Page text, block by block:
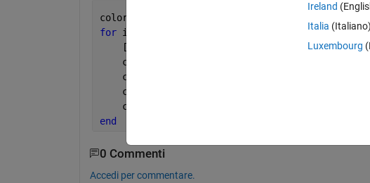
colors = NaN(257,4);
for i = 1:max(LL(:))
% LL is my labelmatrix
    [r,c] = find(LL==i,1)
    colors(i,1) = i;
    colors(i,2) = RGB(r,c,1)
    colors(i,3) = RGB(r,c,2)
    colors(i,4) = RGB(r,c,3)
end
0 Commenti
Accedi per commentare.
Ireland
Italia (Italiano)
Luxembourg